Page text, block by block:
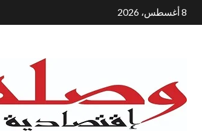
التجاوز
إلى
8 أغسطس، 2026